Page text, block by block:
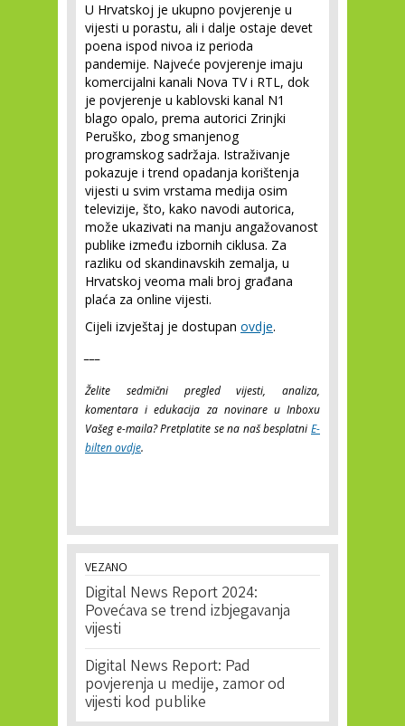
U Hrvatskoj je ukupno povjerenje u
vijesti u porastu, ali i dalje ostaje devet
poena ispod nivoa iz perioda
pandemije. Najveće povjerenje imaju
komercijalni kanali Nova TV i RTL, dok
je povjerenje u kablovski kanal N1
blago opalo, prema autorici Zrinjki
Peruško, zbog smanjenog
programskog sadržaja. Istraživanje
pokazuje i trend opadanja korištenja
vijesti u svim vrstama medija osim
televizije, što, kako navodi autorica,
može ukazivati na manju angažovanost
publike između izbornih ciklusa. Za
razliku od skandinavskih zemalja, u
Hrvatskoj veoma mali broj građana
plaća za online vijesti.
Cijeli izvještaj je dostupan ovdje.
Želite sedmični pregled vijesti, analiza,
komentara i edukacija za novinare u Inboxu
Vašeg e-maila? Pretplatite se na naš besplatni E-
bilten ovdje.
VEZANO
Digital News Report 2024:
Povećava se trend izbjegavanja
vijesti
Digital News Report: Pad
povjerenja u medije, zamor od
vijesti kod publike